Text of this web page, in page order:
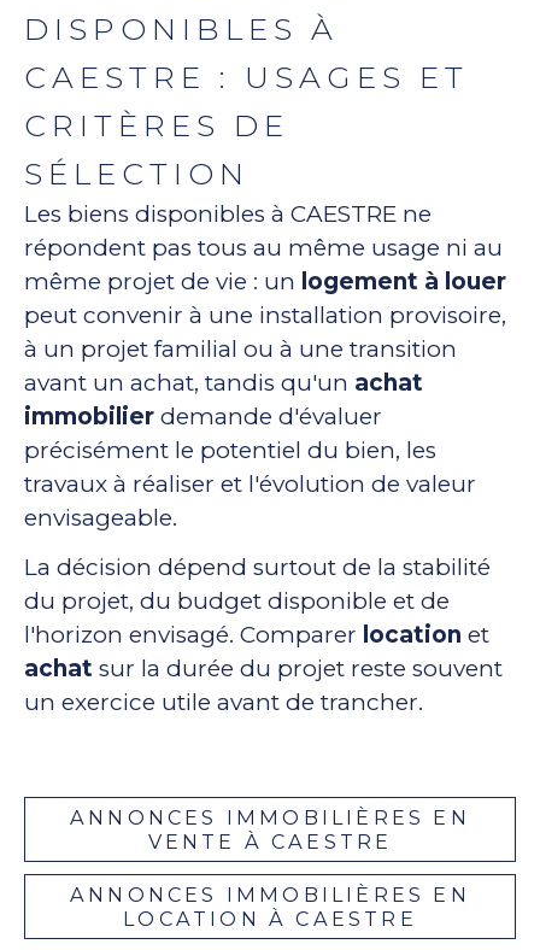
DISPONIBLES À
CAESTRE : USAGES ET
CRITÈRES DE
SÉLECTION
Les biens disponibles à CAESTRE ne
répondent pas tous au même usage ni au
même projet de vie : un logement à louer
peut convenir à une installation provisoire,
à un projet familial ou à une transition
avant un achat, tandis qu'un achat
immobilier demande d'évaluer
précisément le potentiel du bien, les
travaux à réaliser et l'évolution de valeur
envisageable.
La décision dépend surtout de la stabilité
du projet, du budget disponible et de
l'horizon envisagé. Comparer location et
achat sur la durée du projet reste souvent
un exercice utile avant de trancher.
ANNONCES IMMOBILIÈRES EN
VENTE À CAESTRE
ANNONCES IMMOBILIÈRES EN
LOCATION À CAESTRE